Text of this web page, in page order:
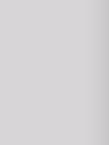
y
compra